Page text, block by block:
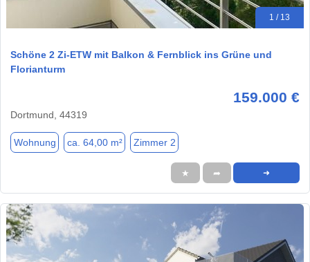
1 / 13
Schöne 2 Zi-ETW mit Balkon & Fernblick ins Grüne und
Florianturm
159.000 €
Dortmund, 44319
Wohnung ca. 64,00 m² Zimmer 2
★ ➦ ➜